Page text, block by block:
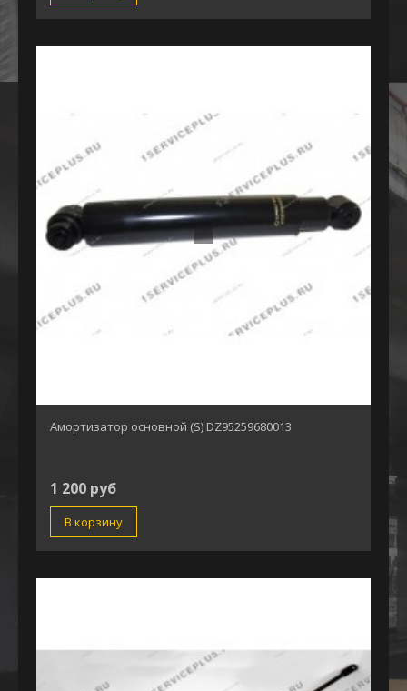
Амортизатор основной (S) DZ95259680013
1 200 руб
В корзину